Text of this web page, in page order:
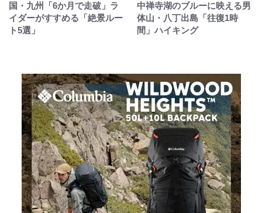
国・九州「6か月で走破」ラ
イダーがすすめる「絶景ルー
ト5選」
中禅寺湖のブルーに映える男
体山・八丁出島「往復1時
間」ハイキング